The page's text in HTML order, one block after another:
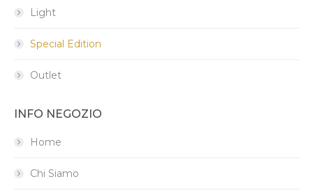
Light
Special Edition
Outlet
INFO NEGOZIO
Home
Chi Siamo